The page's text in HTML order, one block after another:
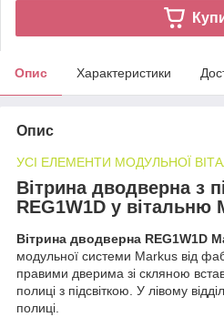
Опис Характеристики
Опис
УСІ ЕЛЕМЕНТИ МОДУЛЬНОЇ
Вітрина дводверна з
REG1W1D у вітальню
Вітрина дводверна REG1W1D
модульної системи Markus від
правими дверима зі скляною
полиці з підсвіткою. У лівому
полиці.